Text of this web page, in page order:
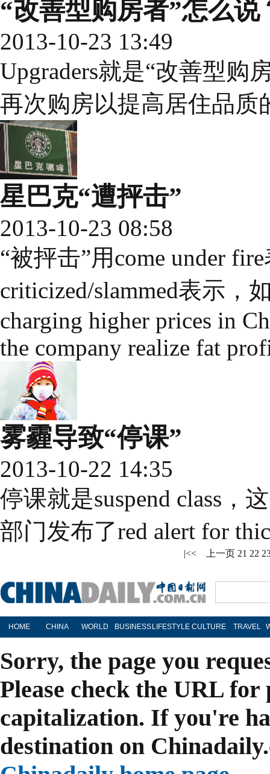
“改善型购房者”怎么说
2013-10-23 13:49
Upgraders就是“改善型购
再次购房以提高居住品质
星巴克“遭抨击”
2013-10-23 08:58
“被抨击”用come under
criticized/slammed表示，
charging higher prices in
the company realize fat
雾霾导致“停课”
2013-10-22 14:35
停课就是suspend class，
部门发布了red alert for
|<< 上一页 21 22
HOME CHINA WORLD BUSINESSLIFESTYLE CULTURE TRAVEL
Sorry, the page you
Please check the URL
capitalization. If you're
destination on